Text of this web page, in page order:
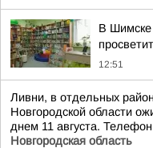
В Шимске
12:51
Ливни, в отдельных
Новгородской области
днем 11 августа.
Новгородская область